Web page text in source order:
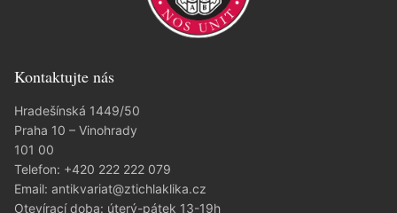
Kontaktujte nás
Hradešínská 1449/50
Praha 10 – Vinohrady
101 00
Telefon: +420 222 222 079
Email: antikvariat@ztichlaklika.cz
Otevírací doba: úterý-pátek 13-19h